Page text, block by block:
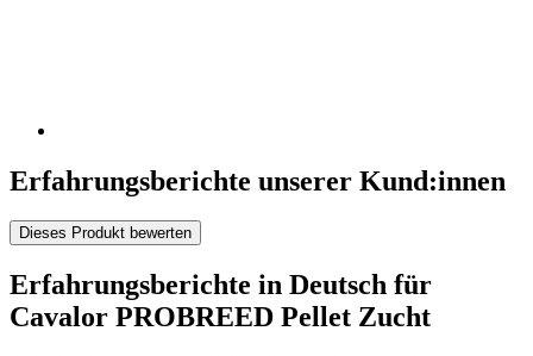
Erfahrungsberichte unserer Kund:innen
Dieses Produkt bewerten
Erfahrungsberichte in Deutsch für
Cavalor PROBREED Pellet Zucht